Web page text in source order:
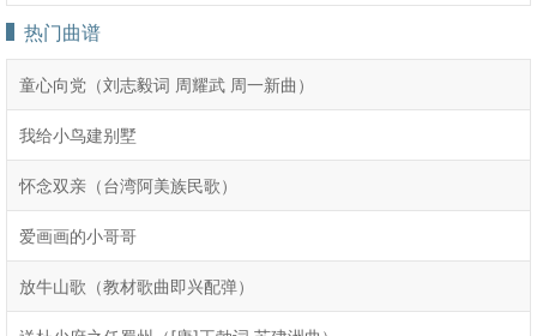
热门曲谱
童心向党（刘志毅词 周耀武 周一新曲）
我给小鸟建别墅
怀念双亲（台湾阿美族民歌）
爱画画的小哥哥
放牛山歌（教材歌曲即兴配弹）